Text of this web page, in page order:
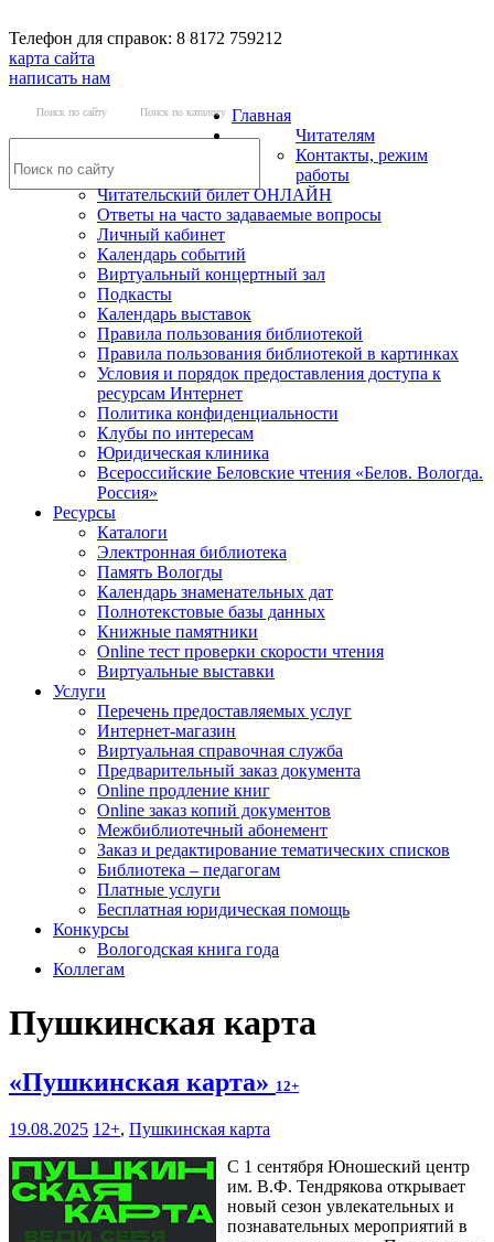
Телефон для справок: 8 8172 759212
карта сайта
написать нам
Поиск по сайту Поиск по каталогу Главная
Читателям
Контакты, режим
работы
Читательский билет ОНЛАЙН
Ответы на часто задаваемые вопросы
Личный кабинет
Календарь событий
Виртуальный концертный зал
Подкасты
Календарь выставок
Правила пользования библиотекой
Правила пользования библиотекой в картинках
Условия и порядок предоставления доступа к
ресурсам Интернет
Политика конфиденциальности
Клубы по интересам
Юридическая клиника
Всероссийские Беловские чтения «Белов. Вологда.
Россия»
Ресурсы
Каталоги
Электронная библиотека
Память Вологды
Календарь знаменательных дат
Полнотекстовые базы данных
Книжные памятники
Online тест проверки скорости чтения
Виртуальные выставки
Услуги
Перечень предоставляемых услуг
Интернет-магазин
Виртуальная справочная служба
Предварительный заказ документа
Online продление книг
Online заказ копий документов
Межбиблиотечный абонемент
Заказ и редактирование тематических списков
Библиотека – педагогам
Платные услуги
Бесплатная юридическая помощь
Конкурсы
Вологодская книга года
Коллегам
Пушкинская карта
«Пушкинская карта» 12+
19.08.2025 12+, Пушкинская карта
С 1 сентября Юношеский центр
им. В.Ф. Тендрякова открывает
новый сезон увлекательных и
познавательных мероприятий в